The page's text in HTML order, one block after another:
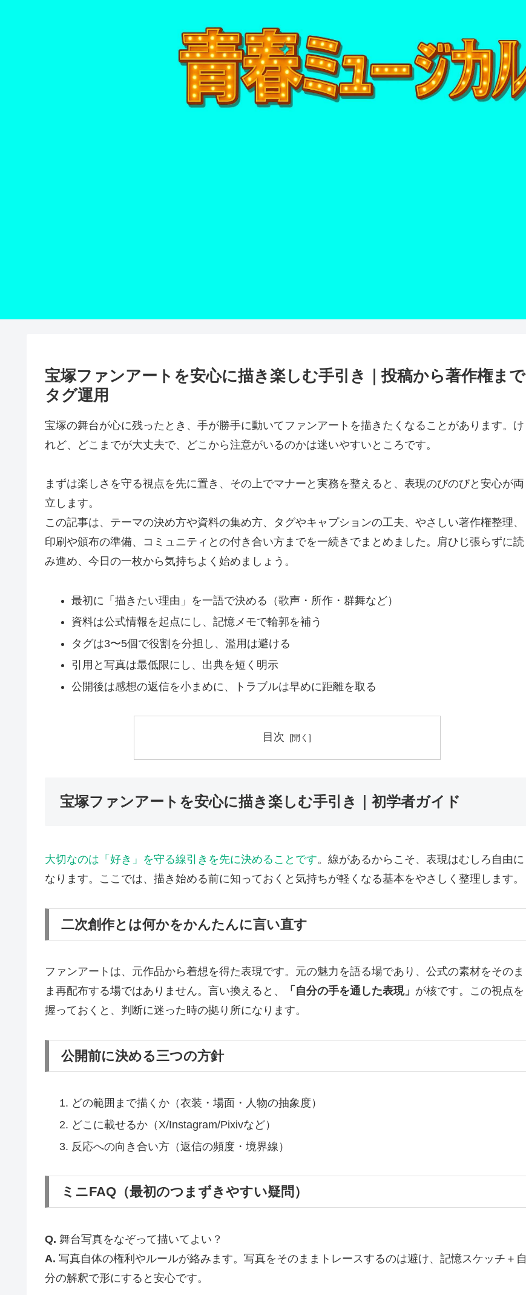
宝塚ファンアートを安心に描き楽しむ手引き｜投稿から著作権まで
タグ運用
宝塚の舞台が心に残ったとき、手が勝手に動いてファンアートを描きたくなることがあります。け
れど、どこまでが大丈夫で、どこから注意がいるのかは迷いやすいところです。
まずは楽しさを守る視点を先に置き、その上でマナーと実務を整えると、表現のびのびと安心が両
立します。
この記事は、テーマの決め方や資料の集め方、タグやキャプションの工夫、やさしい著作権整理、
印刷や頒布の準備、コミュニティとの付き合い方までを一続きでまとめました。肩ひじ張らずに読
み進め、今日の一枚から気持ちよく始めましょう。
最初に「描きたい理由」を一語で決める（歌声・所作・群舞など）
資料は公式情報を起点にし、記憶メモで輪郭を補う
タグは3〜5個で役割を分担し、濫用は避ける
引用と写真は最低限にし、出典を短く明示
公開後は感想の返信を小まめに、トラブルは早めに距離を取る
目次
宝塚ファンアートを安心に描き楽しむ手引き｜初学者ガイド
大切なのは「好き」を守る線引きを先に決めることです。線があるからこそ、表現はむしろ自由に
なります。ここでは、描き始める前に知っておくと気持ちが軽くなる基本をやさしく整理します。
二次創作とは何かをかんたんに言い直す
ファンアートは、元作品から着想を得た表現です。元の魅力を語る場であり、公式の素材をそのま
ま再配布する場ではありません。言い換えると、
「自分の手を通した表現」 が核です。この視点を
握っておくと、判断に迷った時の拠り所になります。
公開前に決める三つの方針
どの範囲まで描くか（衣装・場面・人物の抽象度）
どこに載せるか（X/Instagram/Pixivなど）
反応への向き合い方（返信の頻度・境界線）
ミニFAQ（最初のつまずきやすい疑問）
Q. 舞台写真をなぞって描いてよい？
A. 写真自体の権利やルールが絡みます。写真をそのままトレースするのは避け、記憶スケッチ＋自
分の解釈で形にすると安心です。